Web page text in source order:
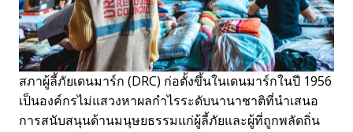
สภาผู้ลี้ภัยเดนมาร์ก (DRC) ก่อตั้งขึ้นในเดนมาร์กในปี 1956
เป็นองค์กรไม่แสวงหาผลกำไรระดับนานาชาติที่นำเสนอ
การสนับสนุนด้านมนุษยธรรมแก่ผู้ลี้ภัยและผู้ที่ถูกพลัดถิ่น